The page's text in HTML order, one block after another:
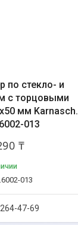
по стекло- и
с торцовыми
мм Karnasch.
013
₸
013
47-69